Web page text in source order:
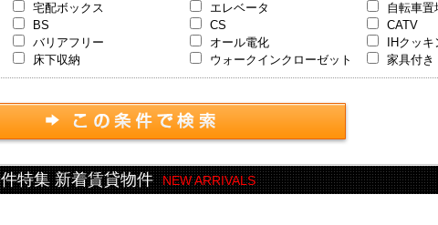
宅配ボックス エレベータ
自転車置
BS CS
CATV
バリアフリー オール電化
IHクッ
床下収納 ウォークインクローゼット 家具付き
特集 新着賃貸物件 NEW ARRIVALS